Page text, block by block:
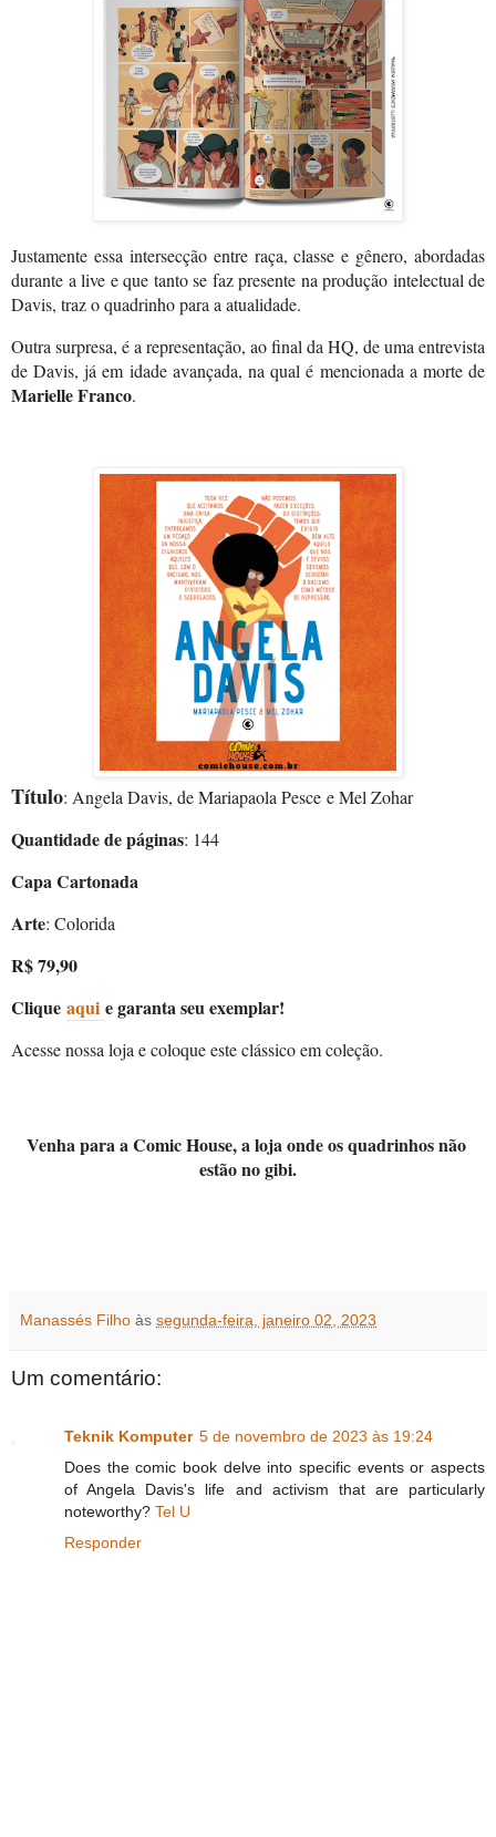
Justamente essa intersecção entre raça, classe e gênero, abordadas
durante a live e que tanto se faz presente na produção intelectual de
Davis, traz o quadrinho para a atualidade.
Outra surpresa, é a representação, ao final da HQ, de uma entrevista
Marielle Franco.
Título: Angela Davis, de Mariapaola Pesce e Mel Zohar
Quantidade de páginas: 144
Capa Cartonada
Arte: Colorida
R$ 79,90
Clique aqui e garanta seu exemplar!
Acesse nossa loja e coloque este clássico em coleção.
Venha para a Comic House, a loja onde os quadrinhos não
estão no gibi.
Manassés Filho às segunda-feira, janeiro 02, 2023
Um comentário:
Teknik Komputer 5 de novembro de 2023 às 19:24
Does the comic book delve into specific events or aspects
of Angela Davis's life and activism that are particularly
noteworthy? Tel U
Responder